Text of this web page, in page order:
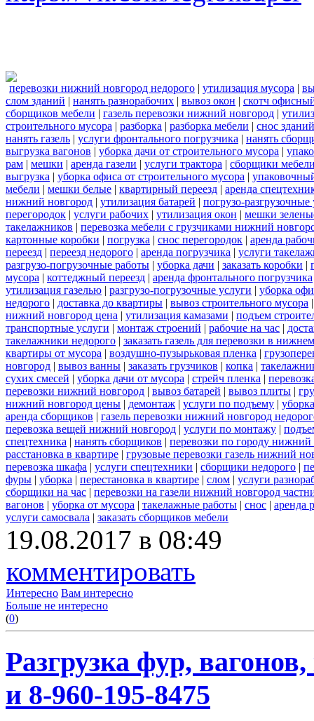
перевозки нижний новгород недорого | утилизация мусора |
слом зданий | нанять разнорабочих | вывоз окон | скотч
сборщиков мебели | газель перевозки нижний новгород |
строительного мусора | разборка | разборка мебели | снос зданий
нанять газель | услуги фронтального погрузчика | нанять
выгрузка вагонов | уборка дачи от строительного мусора |
рам | мешки | аренда газели | услуги трактора | сборщики
выгрузка | уборка офиса от строительного мусора |
мебели | мешки белые | квартирный переезд | аренда
нижний новгород | утилизация батарей | погрузо-разгрузочные
перегородок | услуги рабочих | утилизация окон | мешки
такелажников | перевозка мебели с грузчиками нижний
картонные коробки | погрузка | снос перегородок | аренда
переезд | переезд недорого | аренда погрузчика | услуги
разгрузо-погрузочные работы | уборка дачи | заказать коробки |
мусора | коттеджный переезд | аренда фронтального погрузчика
утилизация газелью | разгрузо-погрузочные услуги | уборка
недорого | доставка до квартиры | вывоз строительного мусора
нижний новгород цена | утилизация камазами | подъем
транспортные услуги | монтаж строений | рабочие на час |
такелажники недорого | заказать газель для перевозки в
квартиры от мусора | воздушно-пузырьковая пленка |
новгород | вывоз ванны | заказать грузчиков | копка |
сухих смесей | уборка дачи от мусора | стрейч пленка |
перевозки нижний новгород | вывоз батарей | вывоз плиты |
нижний новгород цены | демонтаж | услуги по подъему |
аренда сборщиков | газель перевозки нижний новгород
перевозка вещей нижний новгород | услуги по монтажу |
спецтехника | нанять сборщиков | перевозки по городу нижний
расстановка в квартире | грузовые перевозки газель нижний
перевозка шкафа | услуги спецтехники | сборщики недорого |
фуры | уборка | перестановка в квартире | слом | услуги
сборщики на час | перевозки на газели нижний новгород
вагонов | уборка от мусора | такелажные работы | снос | аренда
услуги самосвала | заказать сборщиков мебели
19.08.2017 в 08:49
комментировать
Интересно Вам интересно
Больше не интересно
(0)
Разгрузка фур,
и 8-960-195-8475